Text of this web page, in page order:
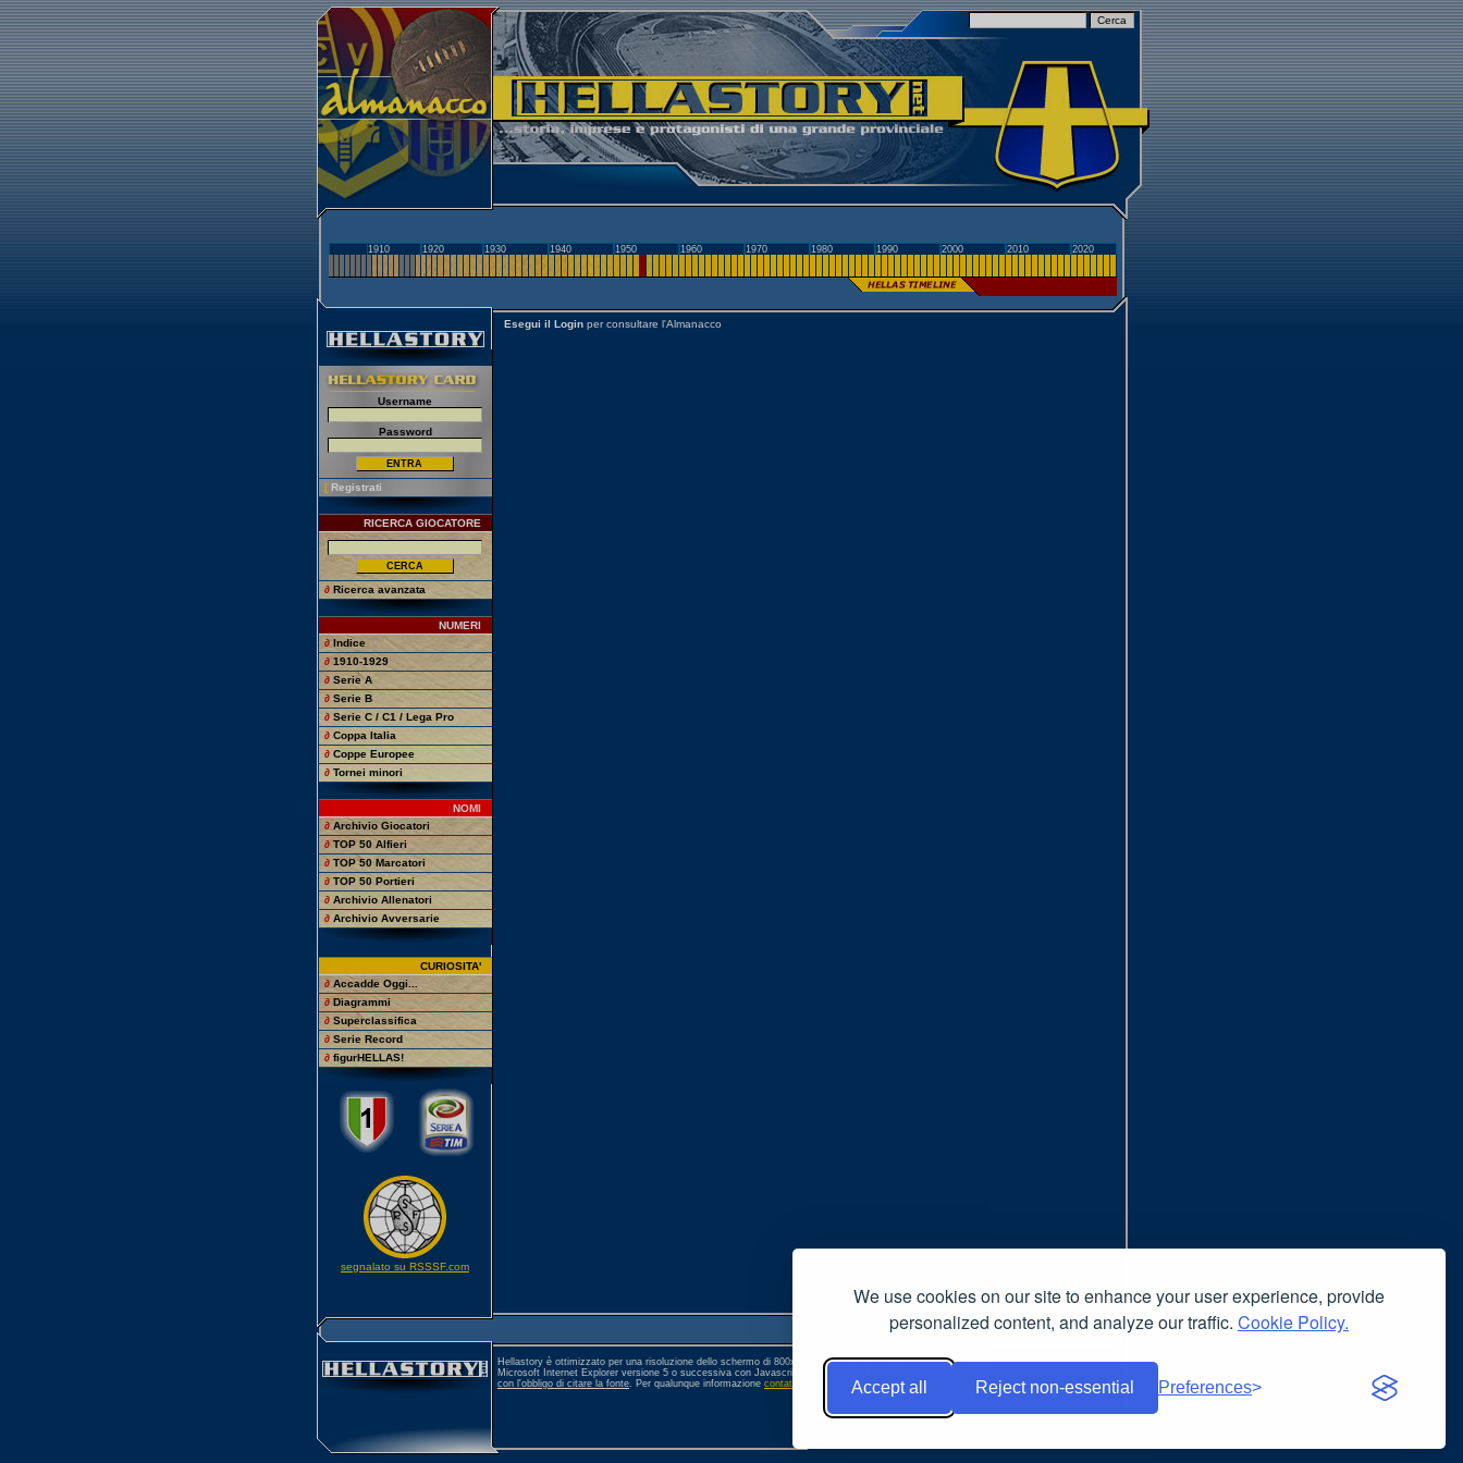
We use cookies on our site to enhance your user experience, provide
personalized content, and analyze our traffic. Cookie Policy.
Accept all Reject non-essential Preferences
1910 1920 1930 1940 1950 1960 1970 1980 1990 2000 2010 2020
Username
Password
[ Registrati
RICERCA GIOCATORE
∂ Ricerca avanzata
NUMERI
∂ Indice
∂ 1910-1929
∂ Serie A
∂ Serie B
∂ Serie C / C1 / Lega Pro
∂ Coppa Italia
∂ Coppe Europee
∂ Tornei minori
NOMI
∂ Archivio Giocatori
∂ TOP 50 Alfieri
∂ TOP 50 Marcatori
∂ TOP 50 Portieri
∂ Archivio Allenatori
∂ Archivio Avversarie
CURIOSITA'
∂ Accadde Oggi...
∂ Diagrammi
∂ Superclassifica
∂ Serie Record
∂ figurHELLAS!
segnalato su RSSSF.com
Esegui il Login per consultare l'Almanacco
Hellastory è ottimizzato per una risoluzione dello schermo di 800x600 pixel. Per una corretta visione si consiglia l'uso del browser
Microsoft Internet Explorer versione 5 o successiva con Javascript, Popup e Cookies abilitati. Ogni contenuto è liberamente riproducibile
con l'obbligo di citare la fonte. Per qualunque informazione contattateci